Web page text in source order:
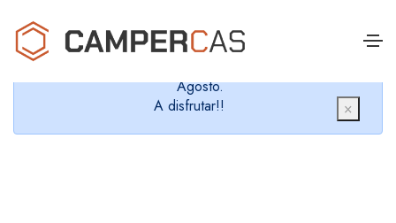
Cerramos en verano, que nos queremos dar un
chapuzón y refrescarnos.
Agosto.
A disfrutar!!
×